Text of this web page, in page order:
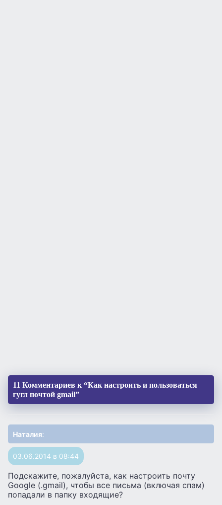
11 Комментариев к “Как настроить и пользоваться
гугл почтой gmail”
Наталия:
03.06.2014 в 08:44
Подскажите, пожалуйста, как настроить почту
Google (.gmail), чтобы все письма (включая спам)
попадали в папку входящие?